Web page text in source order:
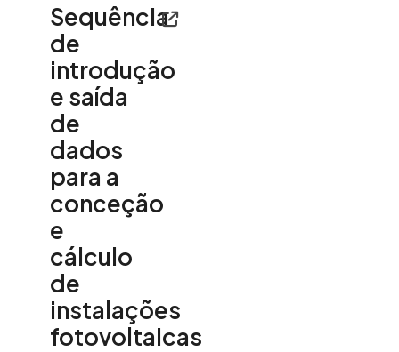
Sequência
de
introdução
e saída
de
dados
para a
conceção
e
cálculo
de
instalações
fotovoltaicas